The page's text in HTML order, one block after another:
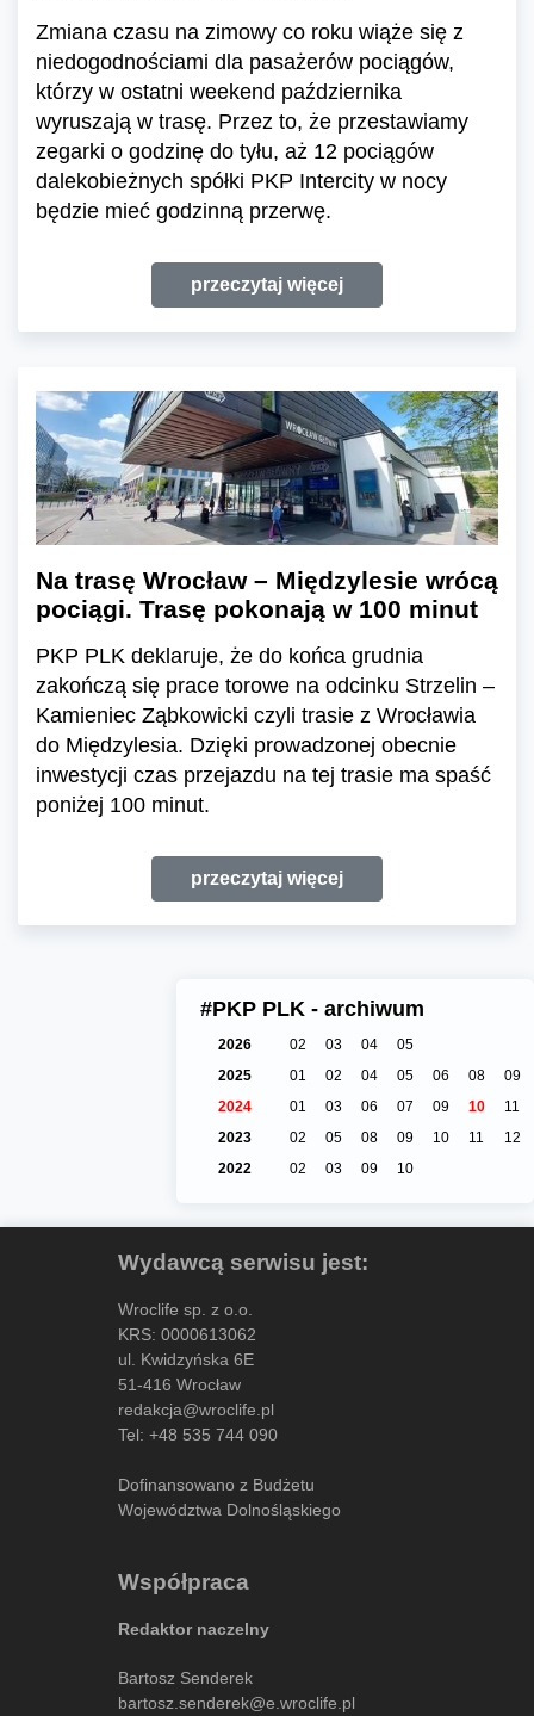
Zmiana czasu na zimowy co roku wiąże się z
niedogodnościami dla pasażerów pociągów,
którzy w ostatni weekend października
wyruszają w trasę. Przez to, że przestawiamy
zegarki o godzinę do tyłu, aż 12 pociągów
dalekobieżnych spółki PKP Intercity w nocy
będzie mieć godzinną przerwę.
przeczytaj więcej
Na trasę Wrocław – Międzylesie wrócą
pociągi. Trasę pokonają w 100 minut
PKP PLK deklaruje, że do końca grudnia
zakończą się prace torowe na odcinku Strzelin –
Kamieniec Ząbkowicki czyli trasie z Wrocławia
do Międzylesia. Dzięki prowadzonej obecnie
inwestycji czas przejazdu na tej trasie ma spaść
poniżej 100 minut.
przeczytaj więcej
#PKP PLK - archiwum
2026 02 03 04
05
2025
01 02 04 05 06 08
09
2024
01 03 06 07 09 10
11
2023
02 05 08 09 10 11
12
2022
02 03 09 10
Wydawcą serwisu jest:
Wroclife sp. z o.o.
KRS: 0000613062
ul. Kwidzyńska 6E
51-416 Wrocław
redakcja@wroclife.pl
Tel: +48 535 744 090
Dofinansowano z Budżetu
Województwa Dolnośląskiego
Współpraca
Redaktor naczelny
Bartosz Senderek
bartosz.senderek@e.wroclife.pl